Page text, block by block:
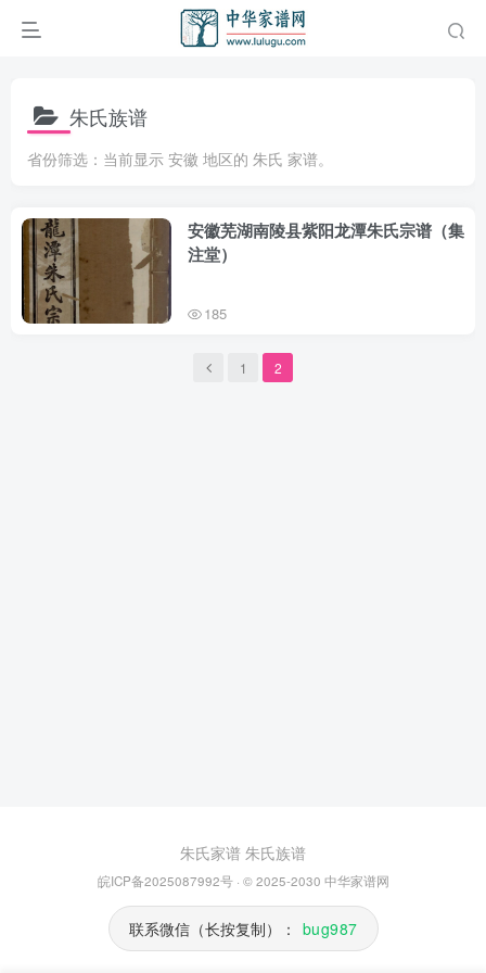
朱氏族谱
省份筛选：当前显示 安徽 地区的 朱氏 家谱。
安徽芜湖南陵县紫阳龙潭朱氏宗谱（集
注堂）
185
1 2
朱氏家谱 朱氏族谱
皖ICP备2025087992号· © 2025-2030 中华家谱网
联系微信（长按复制）： bug987